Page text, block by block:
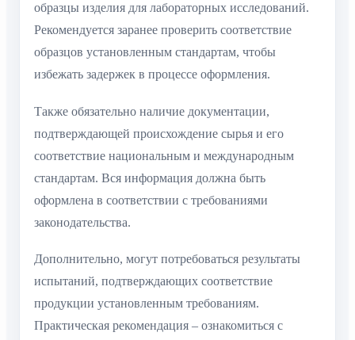
образцы изделия для лабораторных исследований.
Рекомендуется заранее проверить соответствие
образцов установленным стандартам, чтобы
избежать задержек в процессе оформления.
Также обязательно наличие документации,
подтверждающей происхождение сырья и его
соответствие национальным и международным
стандартам. Вся информация должна быть
оформлена в соответствии с требованиями
законодательства.
Дополнительно, могут потребоваться результаты
испытаний, подтверждающих соответствие
продукции установленным требованиям.
Практическая рекомендация – ознакомиться с